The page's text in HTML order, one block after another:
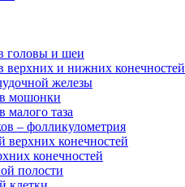
головы и шеи
верхних и нижних конечностей
железы
мошонки
малого таза
– фолликулометрия
верхних конечностей
конечностей
полости